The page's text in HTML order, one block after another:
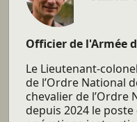
Bettignies
Officier de l'Armée
Le Lieutenant-
de l’Ordre National
chevalier de l’Ordre
depuis 2024 le